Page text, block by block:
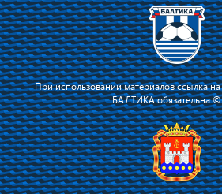
При использовании материалов ссылка
БАЛТИКА обязательна ©